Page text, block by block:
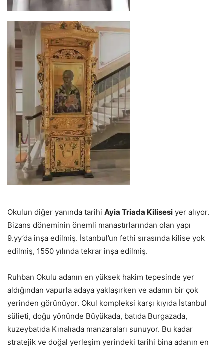
Okulun diğer yanında tarihi Ayia Triada Kilisesi yer alıyor.
Bizans döneminin önemli manastırlarından olan yapı
9.yy’da inşa edilmiş. İstanbul’un fethi sırasında kilise yok
edilmiş, 1550 yılında tekrar inşa edilmiş.
Ruhban Okulu adanın en yüksek hakim tepesinde yer
aldığından vapurla adaya yaklaşırken ve adanın bir çok
yerinden görünüyor. Okul kompleksi karşı kıyıda İstanbul
sülieti, doğu yönünde Büyükada, batıda Burgazada,
kuzeybatıda Kınalıada manzaraları sunuyor. Bu kadar
stratejik ve doğal yerleşim yerindeki tarihi bina adanın en